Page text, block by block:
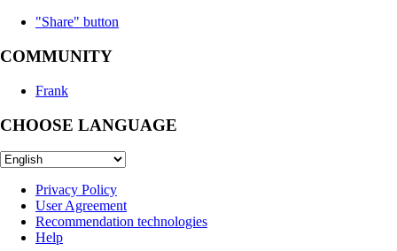
"Share" button
COMMUNITY
Frank
CHOOSE LANGUAGE
Privacy Policy
User Agreement
Recommendation technologies
Help